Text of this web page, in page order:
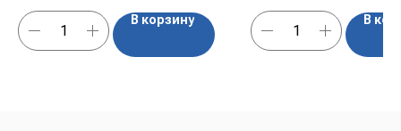
В корзину В